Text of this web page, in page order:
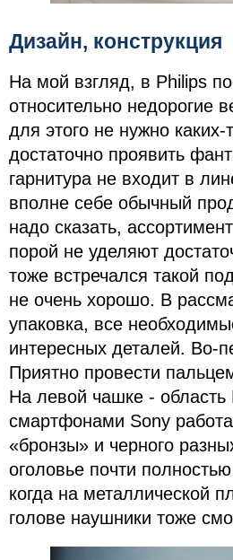
Дизайн, конструкция
На мой взгляд, в Philips
относительно недорогие
для этого не нужно
достаточно проявить
гарнитура не входит в
вполне себе обычный
надо сказать,
порой не уделяют
тоже встречался такой
не очень хорошо. В
упаковка, все
интересных деталей. Во-
Приятно провести
На левой чашке -
смартфонами Sony
«бронзы» и черного
оголовье почти
когда на металлической
голове наушники тоже